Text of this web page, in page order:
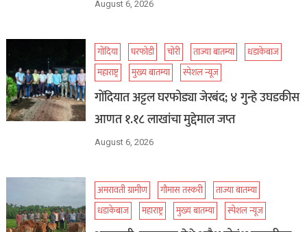
August 6, 2026
गोंदिया घरफोडी चोरी ताज्या बातम्या
धडाकेबाज
महाराष्ट्र
मुख्य बातम्या स्पेशल न्यूज
गोंदियात अट्टल घरफोड्या जेरबंद; ४ गुन्हे उघडकीस
आणत १.१८ लाखांचा मुद्देमाल जप्त
August 6, 2026
अमरावती ग्रामीण गौमास तस्करी
ताज्या बातम्या
धडाकेबाज
महाराष्ट्र मुख्य बातम्या स्पेशल न्यूज